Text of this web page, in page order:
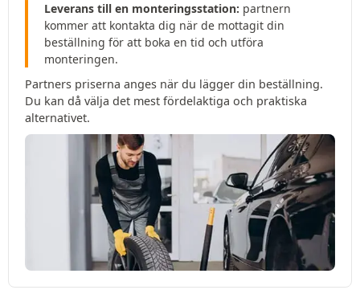
Leverans till en monteringsstation: partnern
kommer att kontakta dig när de mottagit din
beställning för att boka en tid och utföra
monteringen.
Partners priserna anges när du lägger din beställning.
Du kan då välja det mest fördelaktiga och praktiska
alternativet.